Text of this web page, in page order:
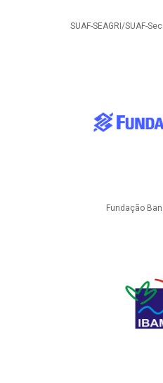
SUAF-SEAGRI/SUAF-
Fundação